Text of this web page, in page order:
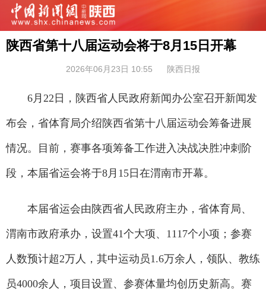
陕西省第十八届运动会将于8月15日开幕
2026年06月23日 10:55 陕西日报
6月22日，陕西省人民政府新闻办公室召开新闻发
布会，省体育局介绍陕西省第十八届运动会筹备进展
情况。目前，赛事各项筹备工作进入决战决胜冲刺阶
段，本届省运会将于8月15日在渭南市开幕。
本届省运会由陕西省人民政府主办，省体育局、
渭南市政府承办，设置41个大项、1117个小项；参赛
人数预计超2万人，其中运动员1.6万余人，领队、教练
员4000余人，项目设置、参赛体量均创历史新高。赛